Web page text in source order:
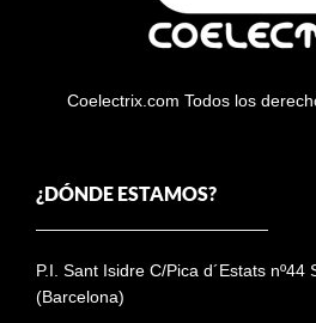
Coelectrix.com Todos los
¿DÓNDE ESTAMOS?
P.I. Sant Isidre C/Pica d´Estats
(Barcelona)